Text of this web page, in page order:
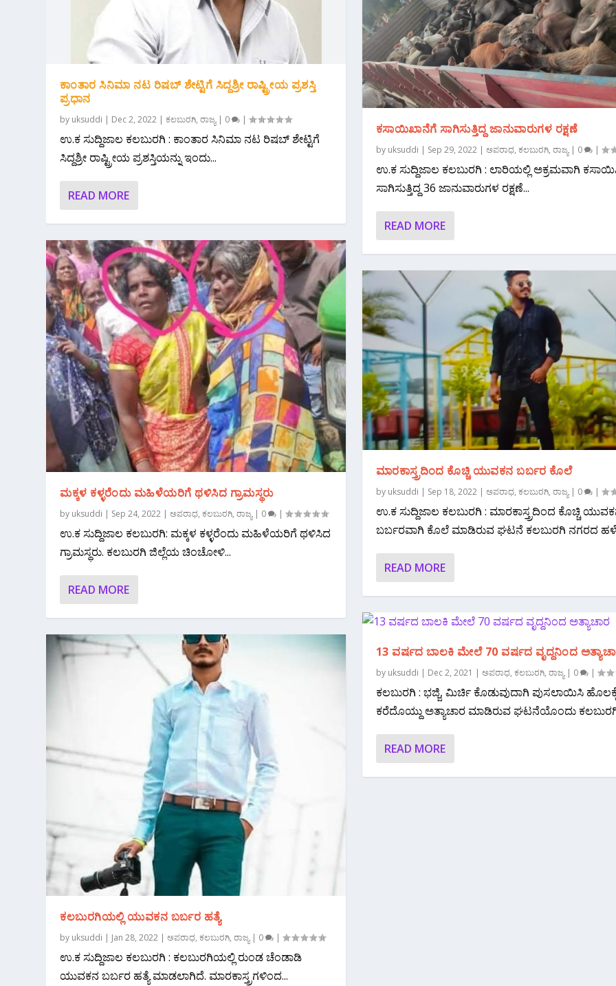
ಕಾಂತಾರ ಸಿನಿಮಾ ನಟ ರಿಷಬ್ ಶೇಟ್ಟಿಗೆ ಸಿದ್ದಶ್ರೀ ರಾಷ್ಟ್ರೀಯ ಪ್ರಶಸ್ತಿ
ಪ್ರಧಾನ
by uksuddi | Dec 2, 2022 |ಕಲಬುರಗಿ,ರಾಜ್ಯ| 0 |
ಉ.ಕ ಸುದ್ದಿಜಾಲ ಕಲಬುರಗಿ : ಕಾಂತಾರ ಸಿನಿಮಾ ನಟ ರಿಷಬ್ ಶೇಟ್ಟಿಗೆ
ಸಿದ್ದಶ್ರೀ ರಾಷ್ಟ್ರೀಯ ಪ್ರಶಸ್ತಿಯನ್ನು ಇಂದು...
READ MORE
ಮಕ್ಕಳ ಕಳ್ಳರೆಂದು ಮಹಿಳೆಯರಿಗೆ ಥಳಿಸಿದ ಗ್ರಾಮಸ್ಥರು
by uksuddi | Sep 24, 2022 |ಅಪರಾಧ,ಕಲಬುರಗಿ,ರಾಜ್ಯ| 0 |
ಉ.ಕ ಸುದ್ದಿಜಾಲ ಕಲಬುರಗಿ: ಮಕ್ಕಳ ಕಳ್ಳರೆಂದು ಮಹಿಳೆಯರಿಗೆ ಥಳಿಸಿದ
ಗ್ರಾಮಸ್ಥರು. ಕಲಬುರಗಿ ಜಿಲ್ಲೆಯ ಚಿಂಚೋಳಿ...
READ MORE
ಕಲಬುರಗಿಯಲ್ಲಿ ಯುವಕನ ಬರ್ಬರ ಹತ್ಯೆ
by uksuddi | Jan 28, 2022 |ಅಪರಾಧ,ಕಲಬುರಗಿ,ರಾಜ್ಯ| 0 |
ಉ.ಕ ಸುದ್ದಿಜಾಲ ಕಲಬುರಗಿ : ಕಲಬುರಗಿಯಲ್ಲಿ ರುಂಡ ಚೆಂಡಾಡಿ
ಯುವಕನ ಬರ್ಬರ ಹತ್ಯೆ ಮಾಡಲಾಗಿದೆ. ಮಾರಕಾಸ್ತ್ರಗಳಿಂದ...
ಕಸಾಯಿಖಾನೆಗೆ ಸಾಗಿಸುತ್ತಿದ್ದ ಜಾನುವಾರುಗಳ ರಕ್ಷಣೆ
by uksuddi | Sep 29, 2022| ಅಪರಾಧ, ಕಲಬುರಗಿ, ರಾಜ್ಯ| 0 |
ಉ.ಕ ಸುದ್ದಿಜಾಲ ಕಲಬುರಗಿ : ಲಾರಿಯಲ್ಲಿ ಅಕ್ರಮವಾಗಿ
ಸಾಗಿಸುತ್ತಿದ್ದ 36 ಜಾನುವಾರುಗಳ ರಕ್ಷಣೆ‌...
READ MORE
ಮಾರಕಾಸ್ತ್ರದಿಂದ ಕೊಚ್ಚಿ ಯುವಕನ ಬರ್ಬರ ಕೊಲೆ
by uksuddi | Sep 18, 2022| ಅಪರಾಧ, ಕಲಬುರಗಿ, ರಾಜ್ಯ| 0 |
ಉ.ಕ ಸುದ್ದಿಜಾಲ ಕಲಬುರಗಿ : ಮಾರಕಾಸ್ತ್ರದಿಂದ ಕೊಚ್ಚಿ
ಬರ್ಬರವಾಗಿ ಕೊಲೆ ಮಾಡಿರುವ ಘಟನೆ ಕಲಬುರಗಿ ನಗರದ
READ MORE
13 ವರ್ಷದ ಬಾಲಕಿ ಮೇಲೆ 70 ವರ್ಷದ ವೃದ್ದನಿಂದ
by uksuddi | Dec 2, 2021 | ಅಪರಾಧ, ಕಲಬುರಗಿ, ರಾಜ್ಯ| 0 |
ಕಲಬುರಗಿ : ಭಜ್ಜಿ, ಮಿರ್ಚಿ ಕೊಡುವುದಾಗಿ ಪುಸಲಾಯಿಸಿ
ಕರೆದೊಯ್ದು ಅತ್ಯಾಚಾರ ಮಾಡಿರುವ ಘಟನೆಯೊಂದು
READ MORE